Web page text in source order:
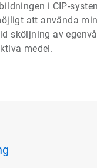
i CIP​​​​-
att använda
sköljning av
medel.